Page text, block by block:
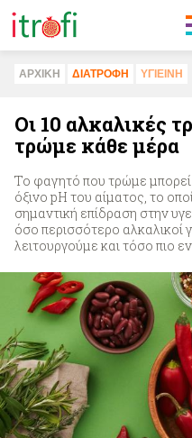
ΑΡΧΙΚΗ ΔΙΑΤΡΟΦΗ ΥΓΙΕΙΝΗ
Οι 10 αλκαλικές
τρώμε κάθε μέρα
Το φαγητό που τρώμε
όξινο pH του αίματος, το
σημαντική επίδραση στην
όσο περισσότερο αλκαλικοί
λειτουργούμε και τόσο πιο